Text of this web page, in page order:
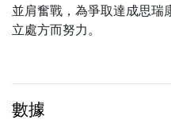
並肩奮戰，為爭取達成思瑞
立處方而努力。
數據